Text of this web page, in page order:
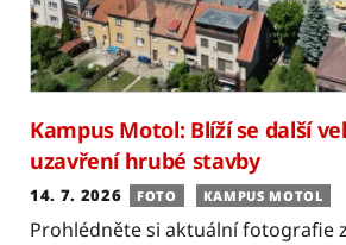
Kampus Motol: Blíží se další
uzavření hrubé stavby
14. 7. 2026 FOTO KAMPUS MOTOL
Prohlédněte si aktuální fotografie